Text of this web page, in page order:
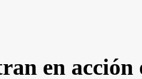
en